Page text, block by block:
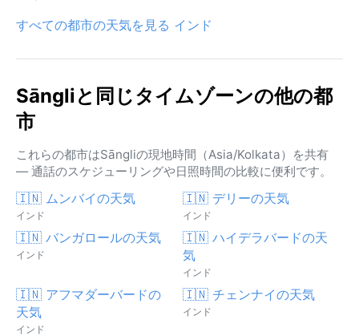
すべての都市の天気を見る インド
Sāngliと同じタイムゾーンの他の都
市
これらの都市はSāngliの現地時間（Asia/Kolkata）を共有
— 通話のスケジューリングや日照時間の比較に便利です。
🇮🇳 ムンバイの天気
インド
🇮🇳 デリーの天気
インド
🇮🇳 バンガロールの天気
インド
🇮🇳 ハイデラバードの天
気
インド
🇮🇳 アフマダーバードの
天気
インド
🇮🇳 チェンナイの天気
インド